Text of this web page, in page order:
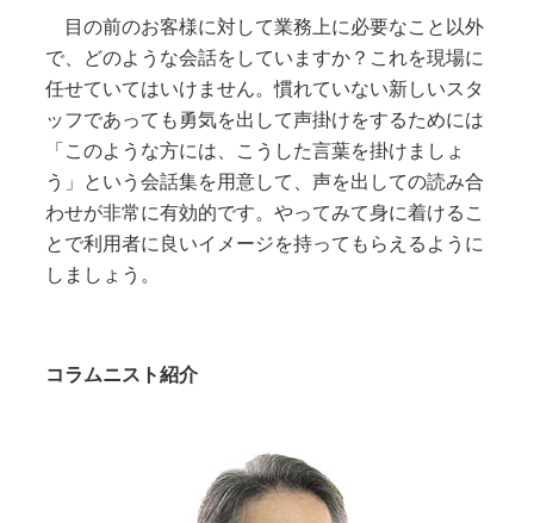
目の前のお客様に対して業務上に必要なこと以外
で、どのような会話をしていますか？これを現場に
任せていてはいけません。慣れていない新しいスタ
ッフであっても勇気を出して声掛けをするためには
「このような方には、こうした言葉を掛けましょ
う」という会話集を用意して、声を出しての読み合
わせが非常に有効的です。やってみて身に着けるこ
とで利用者に良いイメージを持ってもらえるように
しましょう。
コラムニスト紹介